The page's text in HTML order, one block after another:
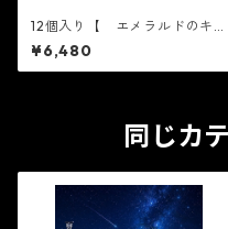
12個入り【 エメラルドのキ
ウイ 6個入り×2箱 】【フ
ルーツ大福】エメラルドのキ
ウイ6個入り※配送日時指定必
元 贈り物 フルーツ ギフ
¥6,480
同じカ